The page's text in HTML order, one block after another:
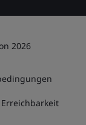
2026
Erreichbarkeit